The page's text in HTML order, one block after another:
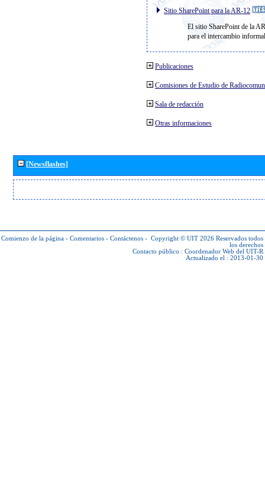
Sitio SharePoint para la AR-12
El sitio SharePoint de la
para el intercambio
Publicaciones
Comisiones de Estudio de
Sala de redacción
Otras informaciones
[Newsflashes]
Comienzo de la página - Comentarios - Contáctenos - Copyright © UIT 2026 Reservados todos
los derechos
Contacto público : Coordenador Web del UIT-R
Actualizado el : 2013-01-30